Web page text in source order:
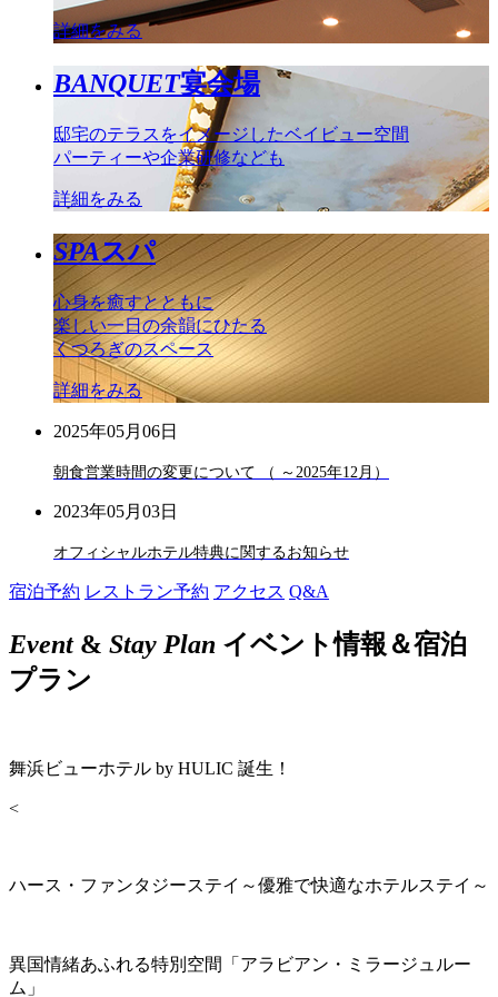
詳細をみる
BANQUET宴会場
邸宅のテラスをイメージしたベイビュー空間
パーティーや企業研修なども
詳細をみる
SPAスパ
心身を癒すとともに
楽しい一日の余韻にひたる
くつろぎのスペース
詳細をみる
2025年05月06日
朝食営業時間の変更について （ ～2025年12月）
2023年05月03日
オフィシャルホテル特典に関するお知らせ
宿泊予約 レストラン予約 アクセス Q&A
Event& Stay Plan イベント情報＆宿泊
プラン
舞浜ビューホテル by HULIC 誕生！
<
ハース・ファンタジーステイ～優雅で快適なホテルステイ～
異国情緒あふれる特別空間「アラビアン・ミラージュルー
ム」